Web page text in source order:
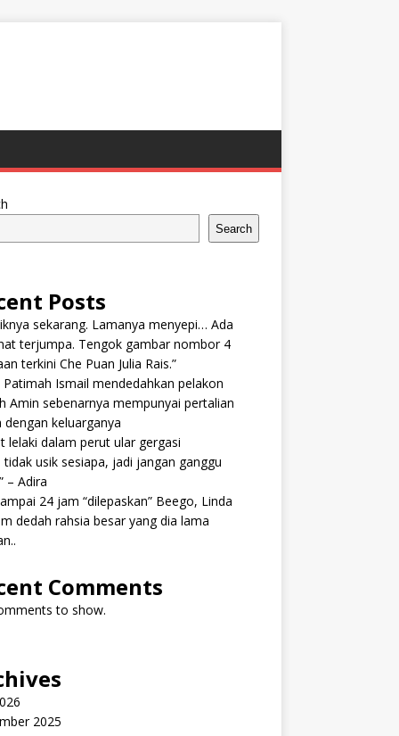
Search
Posts
sekarang. Lamanya menyepi… Ada
terjumpa. Tengok gambar nombor 4
terkini Che Puan Julia Rais.”
Ismail mendedahkan pelakon
Amin sebenarnya mempunyai pertalian
dengan keluarganya
lelaki dalam perut ular gergasi
tidak usik sesiapa, jadi jangan ganggu
– Adira
24 jam “dilepaskan” Beego, Linda
dedah rahsia besar yang dia lama
Comments
to show.
2025